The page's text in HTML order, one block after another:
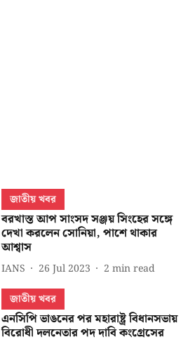
জাতীয় খবর
বরখাস্ত আপ সাংসদ সঞ্জয় সিংহের সঙ্গে
দেখা করলেন সোনিয়া, পাশে থাকার
আশ্বাস
IANS 26 Jul 2023 2 min read
জাতীয় খবর
এনসিপি ভাঙনের পর মহারাষ্ট্র বিধানসভায়
বিরোধী দলনেতার পদ দাবি কংগ্রেসের